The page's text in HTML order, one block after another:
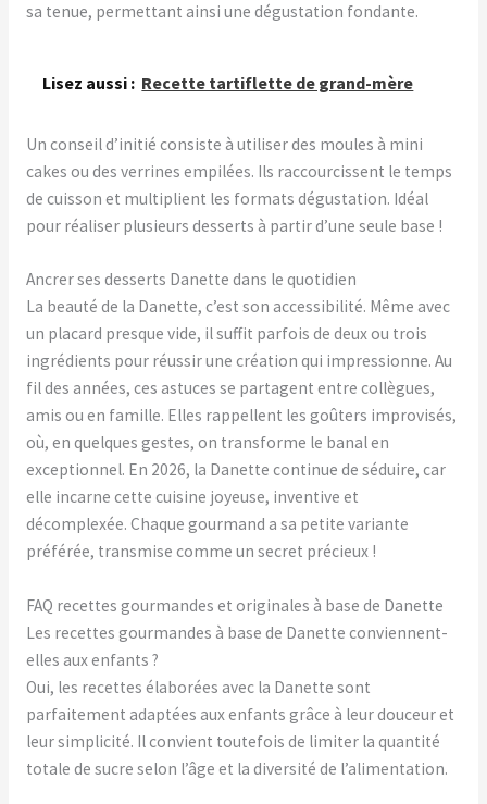
sa tenue, permettant ainsi une dégustation fondante.
Lisez aussi : Recette tartiflette de grand-mère
Un conseil d’initié consiste à utiliser des moules à mini
cakes ou des verrines empilées. Ils raccourcissent le temps
de cuisson et multiplient les formats dégustation. Idéal
pour réaliser plusieurs desserts à partir d’une seule base !
Ancrer ses desserts Danette dans le quotidien
La beauté de la Danette, c’est son accessibilité. Même avec
un placard presque vide, il suffit parfois de deux ou trois
ingrédients pour réussir une création qui impressionne. Au
fil des années, ces astuces se partagent entre collègues,
amis ou en famille. Elles rappellent les goûters improvisés,
où, en quelques gestes, on transforme le banal en
exceptionnel. En 2026, la Danette continue de séduire, car
elle incarne cette cuisine joyeuse, inventive et
décomplexée. Chaque gourmand a sa petite variante
préférée, transmise comme un secret précieux !
FAQ recettes gourmandes et originales à base de Danette
Les recettes gourmandes à base de Danette conviennent-
elles aux enfants ?
Oui, les recettes élaborées avec la Danette sont
parfaitement adaptées aux enfants grâce à leur douceur et
leur simplicité. Il convient toutefois de limiter la quantité
totale de sucre selon l’âge et la diversité de l’alimentation.